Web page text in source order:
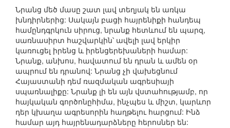
Նրանց մեծ մասը շատ լավ տեղյակ են առկա
խնդիրներից: Սակայն բացի հայրենիքի հանդեպ
համընդգրկուն սիրուց, նրանք հետևում են պարզ,
սառնասիրտ հաշվարկին՝ ավելի լավ երկիր
կառուցել իրենց և իրենցերեխաների համար:
Նրանք, անխոս, հավատում են դրան և ամեն օր
ապրում են դրանով: Նրանց չի վախեցնում
Հայաստանի դեմ ռազմական ագրեսիայի
սպառնալիքը: Նրանք լի են այն վստահությամբ, որ
հայկական գործոնըհիմա, ինչպես և միշտ, կարևոր
դեր կխաղա ագրեսորին հաղթելու հարցում: Ինձ
համար այդ հայրենադարձները հերոսներ են: